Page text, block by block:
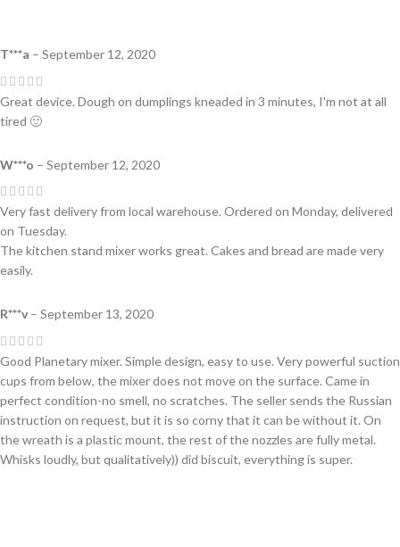
T***a – September 12, 2020
Great device. Dough on dumplings kneaded in 3 minutes, I'm not at all
tired 🙂
W***o – September 12, 2020
Very fast delivery from local warehouse. Ordered on Monday, delivered
on Tuesday.
The kitchen stand mixer works great. Cakes and bread are made very
easily.
R***v – September 13, 2020
Good Planetary mixer. Simple design, easy to use. Very powerful suction
cups from below, the mixer does not move on the surface. Came in
perfect condition-no smell, no scratches. The seller sends the Russian
instruction on request, but it is so corny that it can be without it. On
the wreath is a plastic mount, the rest of the nozzles are fully metal.
Whisks loudly, but qualitatively)) did biscuit, everything is super.